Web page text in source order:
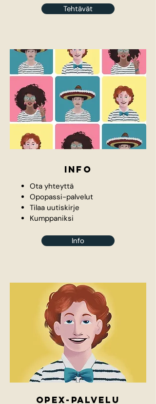
Tehtävät
info
Ota yhteyttä
Opopassi-palvelut
Tilaa uutiskirje
Kumppaniksi
Info
opeX-palvelu